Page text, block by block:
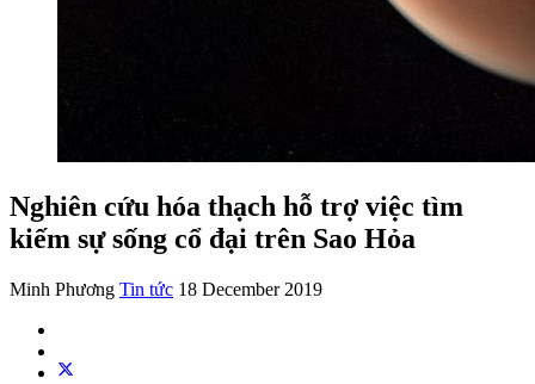
Nghiên cứu hóa thạch hỗ trợ việc tìm
kiếm sự sống cổ đại trên Sao Hỏa
Minh Phương Tin tức 18 December 2019